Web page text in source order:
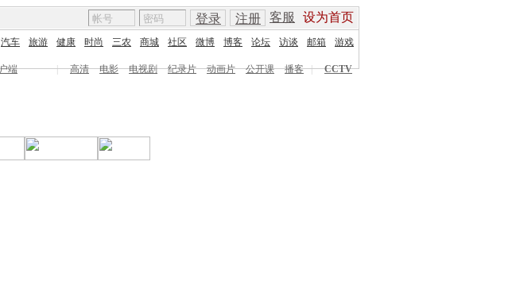
客服 设为首页
登录 注册
汽车 旅游 健康 时尚 三农 商城 社区 微博 博客 论坛 访谈 邮箱 游戏
端 | 高清 电影 电视剧 纪录片 动画片 公开课 播客 |
CCTV